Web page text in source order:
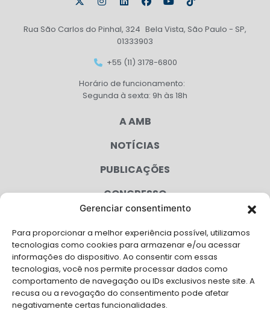
Gerenciar consentimento
Para proporcionar a melhor experiência possível, utilizamos
tecnologias como cookies para armazenar e/ou acessar
informações do dispositivo. Ao consentir com essas
tecnologias, você nos permite processar dados como
comportamento de navegação ou IDs exclusivos neste site. A
recusa ou a revogação do consentimento pode afetar
negativamente certas funcionalidades.
Rua São Carlos do Pinhal, 324 Bela Vista, São Paulo - SP,
01333903
+55 (11) 3178-6800
Horário de funcionamento:
Segunda à sexta: 9h às 18h
A AMB
NOTÍCIAS
PUBLICAÇÕES
CONGRESSO
CAMPANHAS
SERVIÇOS
FILIADAS